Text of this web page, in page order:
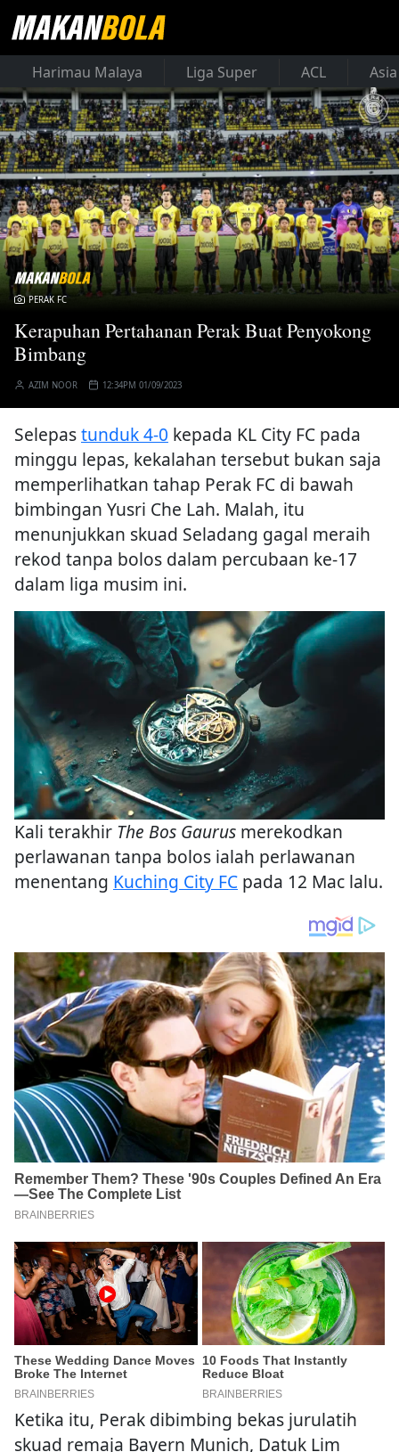
Harimau Malaya Liga Super ACL
PERAK FC
Kerapuhan Pertahanan Perak Buat Penyokong
Bimbang
AZIM NOOR 12:34PM 01/09/2023
Selepastunduk 4-0 kepada KL City FC pada
minggu lepas, kekalahan tersebut bukan saja
memperlihatkan tahap Perak FC di bawah
bimbingan Yusri Che Lah. Malah, itu
menunjukkan skuad Seladang gagal meraih
rekod tanpa bolos dalam percubaan ke-17
dalam liga musim ini.
Kali terakhir The Bos Gaurus merekodkan
perlawanan tanpa bolos ialah perlawanan
menentang Kuching City FC pada 12 Mac lalu.
Ketika itu, Perak dibimbing bekas jurulatih
skuad remaja Bayern Munich, Datuk Lim